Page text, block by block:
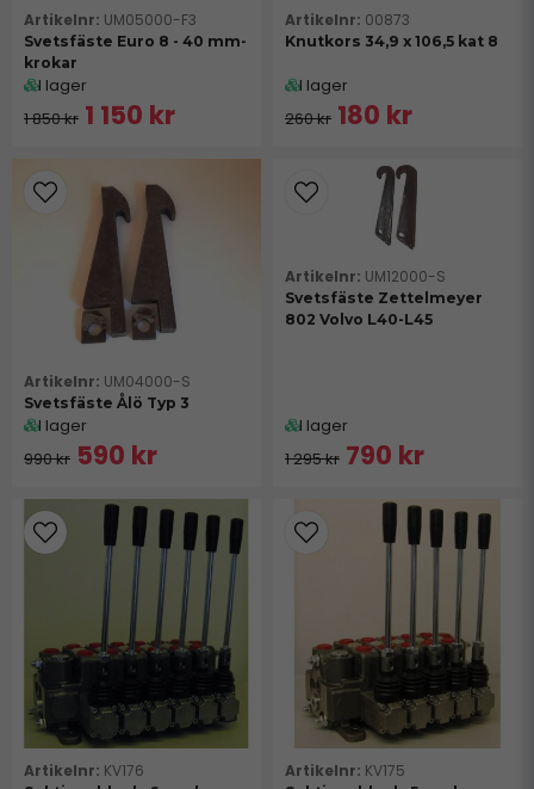
UM05000-F3
Svetsfäste Euro 8 - 40 mm-
krokar
I lager
1 850 kr 1 150 kr
00873
Knutkors 34,9 x 106,5 kat 8
I lager
260 kr 180 kr
UM04000-S
Svetsfäste Ålö Typ 3
I lager
990 kr 590 kr
UM12000-S
Svetsfäste Zettelmeyer
802 Volvo L40-L45
I lager
1 295 kr 790 kr
KV176 KV175